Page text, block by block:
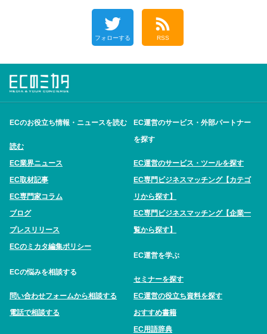
フォローする RSS
ECのお役立ち情報・ニュースを読む
読む
EC業界ニュース
EC取材記事
EC専門家コラム
ブログ
プレスリリース
ECのミカタ編集ポリシー
ECの悩みを相談する
問い合わせフォームから相談する
電話で相談する
EC運営のサービス・外部パートナー
を探す
EC運営のサービス・ツールを探す
EC専門ビジネスマッチング【カテゴ
リから探す】
EC専門ビジネスマッチング【企業一
覧から探す】
EC運営を学ぶ
セミナーを探す
EC運営の役立ち資料を探す
おすすめ書籍
EC用語辞典